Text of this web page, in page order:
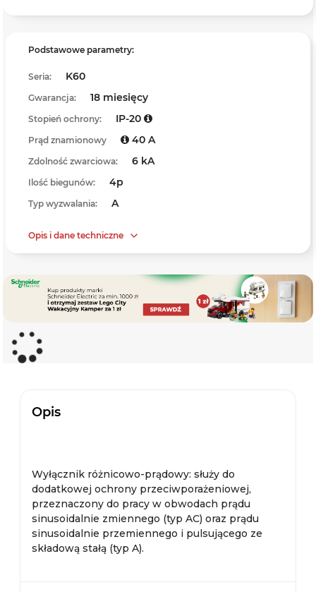
Podstawowe parametry:
Seria: K60
Gwarancja: 18 miesięcy
Stopień ochrony: IP-20
Prąd znamionowy 40 A
Zdolność zwarciowa: 6 kA
Ilość biegunów: 4p
Typ wyzwalania: A
Opis i dane techniczne
Opis
Wyłącznik różnicowo-prądowy: służy do
dodatkowej ochrony przeciwporażeniowej,
przeznaczony do pracy w obwodach prądu
sinusoidalnie zmiennego (typ AC) oraz prądu
sinusoidalnie przemiennego i pulsującego ze
składową stałą (typ A).